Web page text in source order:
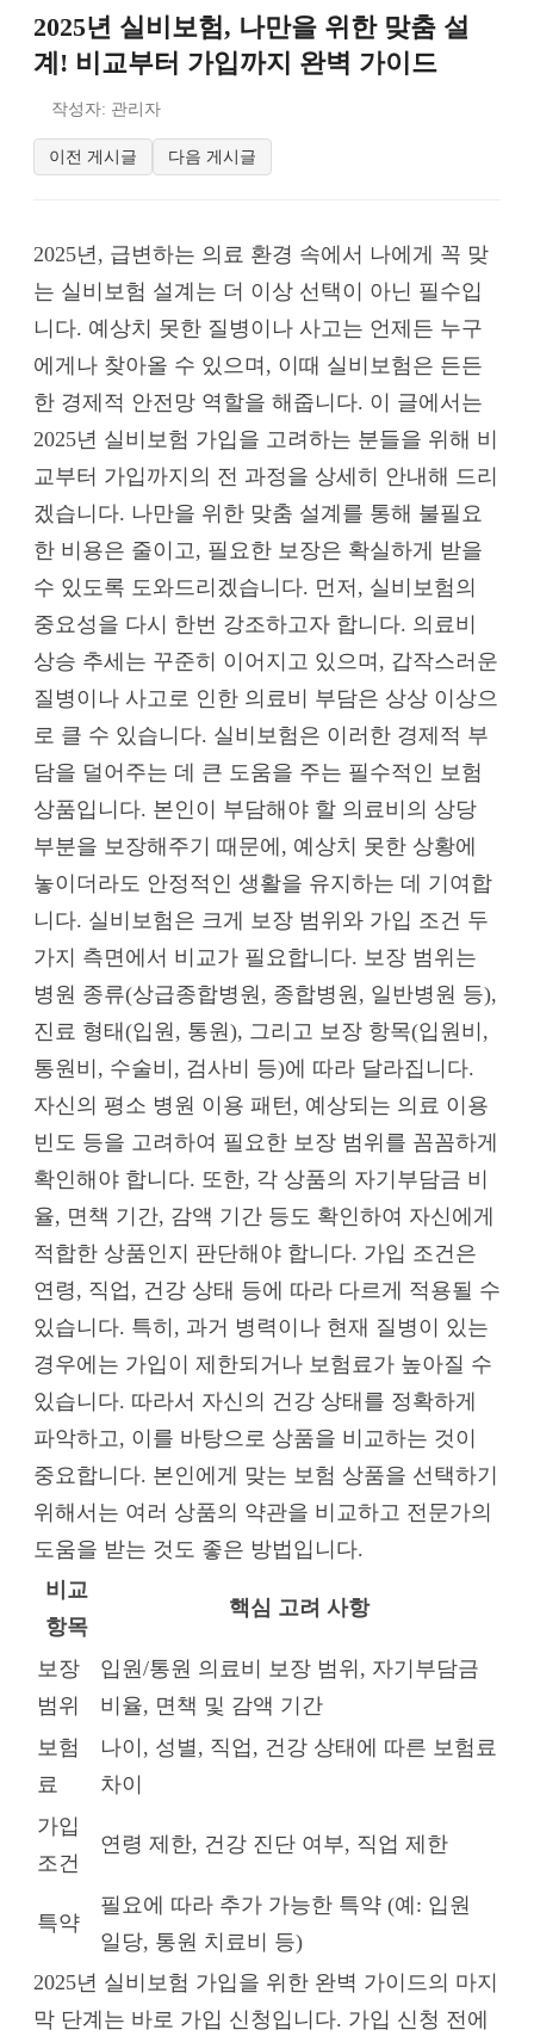
2025년 실비보험, 나만을 위한 맞춤 설
계! 비교부터 가입까지 완벽 가이드
작성자: 관리자
이전 게시글 다음 게시글
2025년, 급변하는 의료 환경 속에서 나에게 꼭 맞
는 실비보험 설계는 더 이상 선택이 아닌 필수입
니다. 예상치 못한 질병이나 사고는 언제든 누구
에게나 찾아올 수 있으며, 이때 실비보험은 든든
한 경제적 안전망 역할을 해줍니다. 이 글에서는
2025년 실비보험 가입을 고려하는 분들을 위해 비
교부터 가입까지의 전 과정을 상세히 안내해 드리
겠습니다. 나만을 위한 맞춤 설계를 통해 불필요
한 비용은 줄이고, 필요한 보장은 확실하게 받을
수 있도록 도와드리겠습니다. 먼저, 실비보험의
중요성을 다시 한번 강조하고자 합니다. 의료비
상승 추세는 꾸준히 이어지고 있으며, 갑작스러운
질병이나 사고로 인한 의료비 부담은 상상 이상으
로 클 수 있습니다. 실비보험은 이러한 경제적 부
담을 덜어주는 데 큰 도움을 주는 필수적인 보험
상품입니다. 본인이 부담해야 할 의료비의 상당
부분을 보장해주기 때문에, 예상치 못한 상황에
놓이더라도 안정적인 생활을 유지하는 데 기여합
니다. 실비보험은 크게 보장 범위와 가입 조건 두
가지 측면에서 비교가 필요합니다. 보장 범위는
병원 종류(상급종합병원, 종합병원, 일반병원 등),
진료 형태(입원, 통원), 그리고 보장 항목(입원비,
통원비, 수술비, 검사비 등)에 따라 달라집니다.
자신의 평소 병원 이용 패턴, 예상되는 의료 이용
빈도 등을 고려하여 필요한 보장 범위를 꼼꼼하게
확인해야 합니다. 또한, 각 상품의 자기부담금 비
율, 면책 기간, 감액 기간 등도 확인하여 자신에게
적합한 상품인지 판단해야 합니다. 가입 조건은
연령, 직업, 건강 상태 등에 따라 다르게 적용될 수
있습니다. 특히, 과거 병력이나 현재 질병이 있는
경우에는 가입이 제한되거나 보험료가 높아질 수
있습니다. 따라서 자신의 건강 상태를 정확하게
파악하고, 이를 바탕으로 상품을 비교하는 것이
중요합니다. 본인에게 맞는 보험 상품을 선택하기
위해서는 여러 상품의 약관을 비교하고 전문가의
도움을 받는 것도 좋은 방법입니다.
비교
항목
핵심 고려 사항
보장
범위
입원/통원 의료비 보장 범위, 자기부담금
비율, 면책 및 감액 기간
보험
료
나이, 성별, 직업, 건강 상태에 따른 보험료
차이
가입
조건
연령 제한, 건강 진단 여부, 직업 제한
특약
필요에 따라 추가 가능한 특약 (예: 입원
일당, 통원 치료비 등)
2025년 실비보험 가입을 위한 완벽 가이드의 마지
막 단계는 바로 가입 신청입니다. 가입 신청 전에